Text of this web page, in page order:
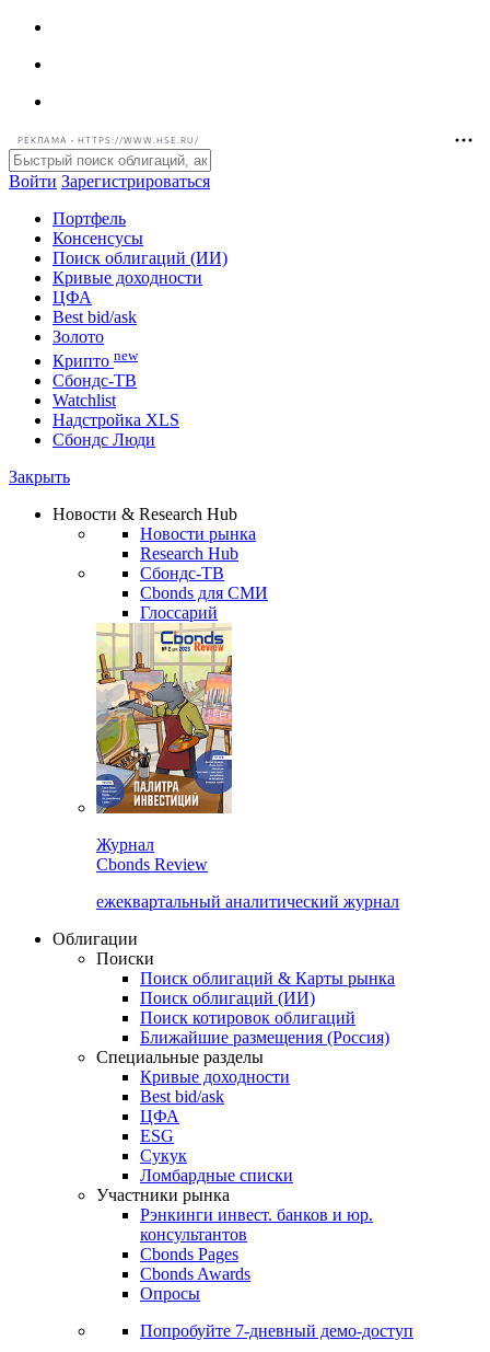
РЕКЛАМА • HTTPS://WWW.HSE.RU/
Войти Зарегистрироваться
Портфель
Консенсусы
Поиск облигаций (ИИ)
Кривые доходности
ЦФА
Best bid/ask
Золото
Крипто new
Watchlist
Сбондс Люди
Новости & Research Hub
Новости рынка
Research Hub
Сбондс-ТВ
Cbonds для СМИ
Глоссарий
Cbonds Review
ежеквартальный аналитический журнал
Облигации
Поиски
Поиск облигаций & Карты рынка
Поиск облигаций (ИИ)
Поиск котировок облигаций
Ближайшие размещения (Россия)
Специальные разделы
Кривые доходности
Best bid/ask
ЦФА
ESG
Сукук
Ломбардные списки
Участники рынка
Рэнкинги инвест. банков и юр.
Cbonds Pages